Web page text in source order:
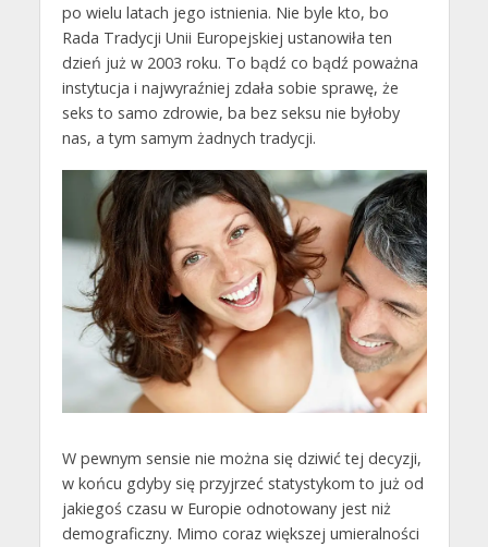
po wielu latach jego istnienia. Nie byle kto, bo
Rada Tradycji Unii Europejskiej ustanowiła ten
dzień już w 2003 roku. To bądź co bądź poważna
instytucja i najwyraźniej zdała sobie sprawę, że
seks to samo zdrowie, ba bez seksu nie byłoby
nas, a tym samym żadnych tradycji.
W pewnym sensie nie można się dziwić tej decyzji,
w końcu gdyby się przyjrzeć statystykom to już od
jakiegoś czasu w Europie odnotowany jest niż
demograficzny. Mimo coraz większej umieralności